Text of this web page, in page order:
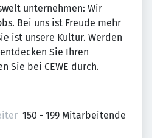
unternehmen: Wir
Bei uns ist Freude mehr
ist unsere Kultur. Werden
Sie Ihren
Sie bei CEWE durch.
150 - 199 Mitarbeitende